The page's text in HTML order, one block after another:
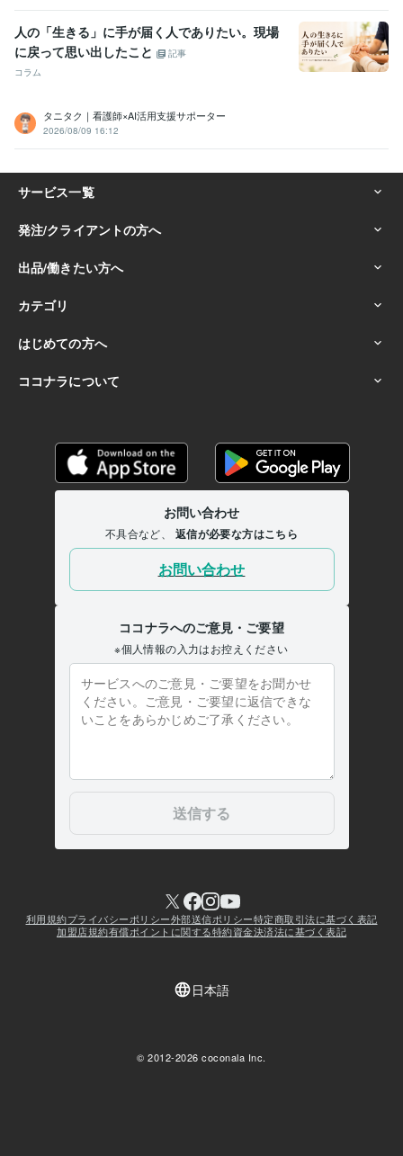
人の「生きる」に手が届く人でありたい。現場
に戻って思い出したこと
記事
コラム
タニタク｜看護師×AI活用支援サポーター
2026/08/09 16:12